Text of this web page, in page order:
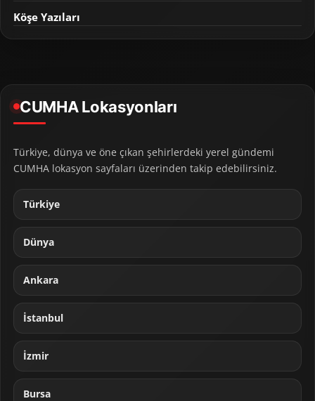
Köşe Yazıları
CUMHA Lokasyonları
Türkiye, dünya ve öne çıkan şehirlerdeki yerel gündemi
CUMHA lokasyon sayfaları üzerinden takip edebilirsiniz.
Türkiye
Dünya
Ankara
İstanbul
İzmir
Bursa